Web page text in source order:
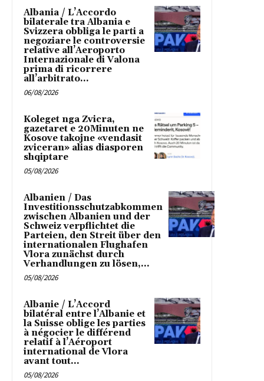
Albania / L’Accordo
bilaterale tra Albania e
Svizzera obbliga le parti a
negoziare le controversie
relative all’Aeroporto
Internazionale di Valona
prima di ricorrere
all’arbitrato...
06/08/2026
Koleget nga Zvicra,
gazetaret e 20Minuten ne
Kosove takojne «vendasit
zviceran» alias diasporen
shqiptare
05/08/2026
Albanien / Das
Investitionsschutzabkommen
zwischen Albanien und der
Schweiz verpflichtet die
Parteien, den Streit über den
internationalen Flughafen
Vlora zunächst durch
Verhandlungen zu lösen,...
05/08/2026
Albanie / L’Accord
bilatéral entre l’Albanie et
la Suisse oblige les parties
à négocier le différend
relatif à l’Aéroport
international de Vlora
avant tout...
05/08/2026